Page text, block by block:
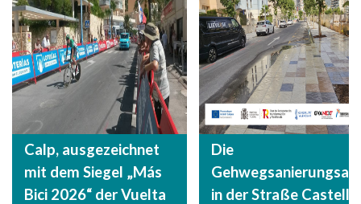
Calp, ausgezeichnet
mit dem Siegel „Más
Bici 2026“ der Vuelta
Die
in der Straße Castelló